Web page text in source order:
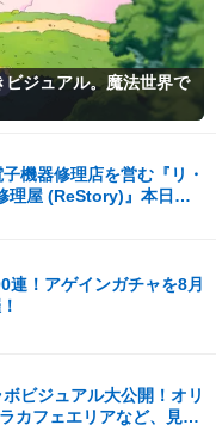
ジュアル。魔法世界で
機器修理店を営む『リ・
理屋 (ReStory)』本日
連！アゲインガチャを8月
ボビジュアル大公開！オリ
カフェエリアなど、見ど